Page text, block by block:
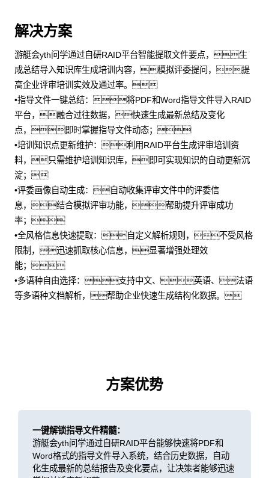
解决方案
游艇会yth问学通过自研RAID平台智能提取文件要点，生
成总结导入知识库生成培训内容，模拟评委提问，提
高企业评审培训实效及通过率。
•指导文件一键总结：将PDF和Word指导文件导入RAID
平台，融合过往数据，快速生成最新总结及变化
点，即时掌握指导文件动态；
•培训知识点更新维护：利用RAID平台生成评审培训资
料，只需维护培训知识库，即可实现知识的自动更新沉
淀；
•评委画像自动生成：自动收集评审文件中的评委信
息，结合模拟评审功能，帮助提升评审成功
率；
•全风格信息快速提取：自定义解析规则，不受风格
限制，迅速抓取核心信息，显著增强处理效
能；
•多语种自由选择：支持中文、英语、法语
等多语种文档解析，帮助企业快速生成结构化数据。
方案优势
一键解锁指导文件精髓：
游艇会yth问学通过自研RAID平台能够快速将PDF和
Word格式的指导文件导入系统，结合历史数据，自动
化生成最新的总结报告及变化要点，让决策者能够迅速